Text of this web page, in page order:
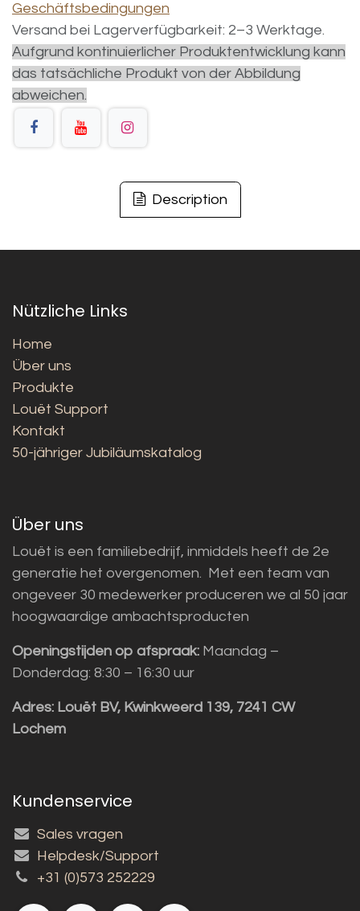
Geschäftsbedingungen
Versand bei Lagerverfügbarkeit: 2–3 Werktage.
Aufgrund kontinuierlicher Produktentwicklung kann
das tatsächliche Produkt von der Abbildung
abweichen.
Description
Nützliche Links
Home
Über uns
Produkte
Louët Support
Kontakt
50-jähriger Jubiläumskatalog
Über uns
Louët is een familiebedrijf, inmiddels heeft de 2e
generatie het overgenomen. Met een team van
ongeveer 30 medewerker produceren we al 50 jaar
hoogwaardige ambachtsproducten
Openingstijden op afspraak: Maandag –
Donderdag: 8:30 – 16:30 uur
Adres: Louët BV, Kwinkweerd 139, 7241 CW
Lochem
Kundenservice
Sales vragen
Helpdesk/Support
+31 (0)573 252229